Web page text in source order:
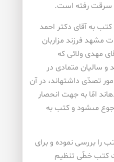
سرقت رفته است.
به آقاى دكتر احمد
مشهد فرزند مزاربان
مهدى ولائى كه
ساليان متمادى در
تصدّى داشته‏اند، در آن
امّا به جهت انحصار
مى‏شود و كتب به
را بررسى نموده و براى
كتب خطّى تنظيم